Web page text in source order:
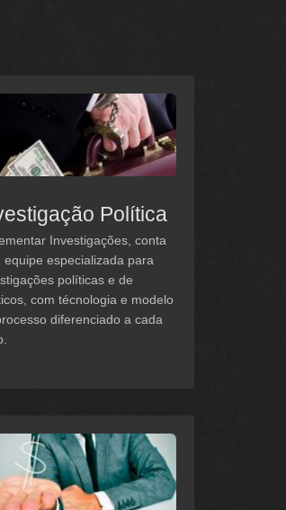
Política
Investigações, conta
equipe especializada para
políticas e de
com técnologia e modelo
diferenciado a cada